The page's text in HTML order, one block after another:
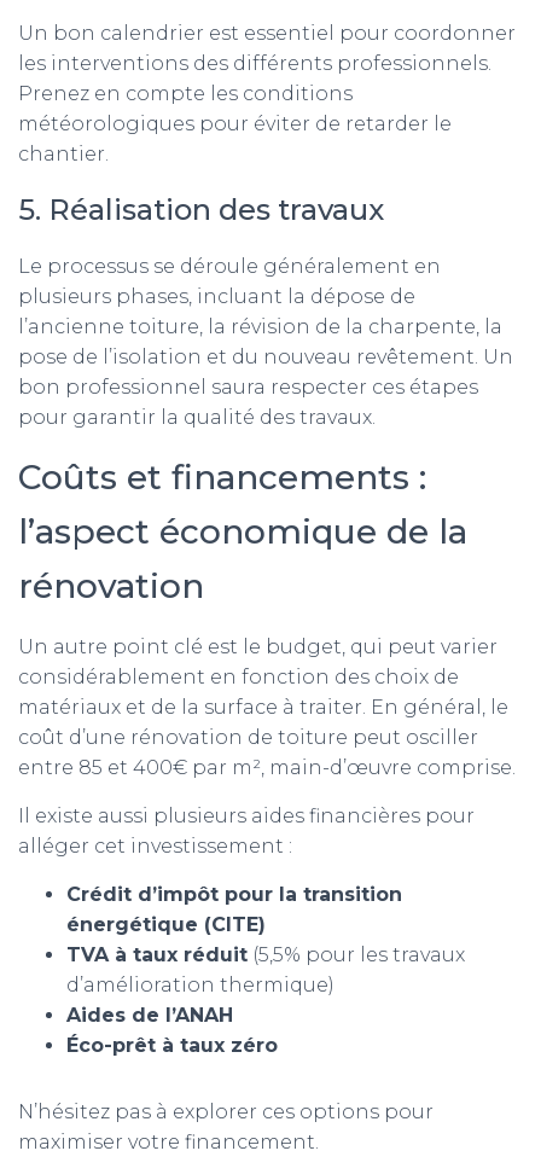
Un bon calendrier est essentiel pour coordonner
les interventions des différents professionnels.
Prenez en compte les conditions
météorologiques pour éviter de retarder le
chantier.
5. Réalisation des travaux
Le processus se déroule généralement en
plusieurs phases, incluant la dépose de
l’ancienne toiture, la révision de la charpente, la
pose de l’isolation et du nouveau revêtement. Un
bon professionnel saura respecter ces étapes
pour garantir la qualité des travaux.
Coûts et financements :
l’aspect économique de la
rénovation
Un autre point clé est le budget, qui peut varier
considérablement en fonction des choix de
matériaux et de la surface à traiter. En général, le
coût d’une rénovation de toiture peut osciller
entre 85 et 400€ par m², main-d’œuvre comprise.
Il existe aussi plusieurs aides financières pour
alléger cet investissement :
Crédit d’impôt pour la transition
énergétique (CITE)
TVA à taux réduit (5,5% pour les travaux
d’amélioration thermique)
Aides de l’ANAH
Éco-prêt à taux zéro
N’hésitez pas à explorer ces options pour
maximiser votre financement.